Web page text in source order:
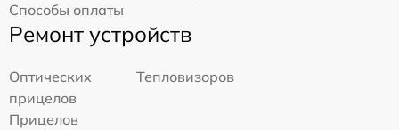
Способы оплаты
Ремонт устройств
Оптических
прицелов
Тепловизоров
Прицелов